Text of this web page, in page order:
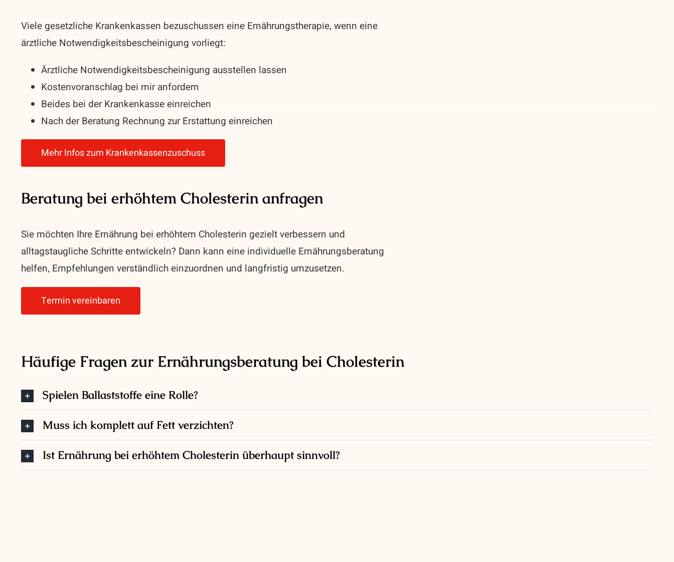
Viele gesetzliche Krankenkassen bezuschussen eine Ernährungstherapie, wenn eine
ärztliche Notwendigkeitsbescheinigung vorliegt:
Ärztliche Notwendigkeitsbescheinigung ausstellen lassen
Kostenvoranschlag bei mir anfordern
Beides bei der Krankenkasse einreichen
Nach der Beratung Rechnung zur Erstattung einreichen
Mehr Infos zum Krankenkassenzuschuss
Beratung bei erhöhtem Cholesterin anfragen
Sie möchten Ihre Ernährung bei erhöhtem Cholesterin gezielt verbessern und
alltagstaugliche Schritte entwickeln? Dann kann eine individuelle Ernährungsberatung
helfen, Empfehlungen verständlich einzuordnen und langfristig umzusetzen.
Termin vereinbaren
Häufige Fragen zur Ernährungsberatung bei Cholesterin
Spielen Ballaststoffe eine Rolle?
Muss ich komplett auf Fett verzichten?
Ist Ernährung bei erhöhtem Cholesterin überhaupt sinnvoll?